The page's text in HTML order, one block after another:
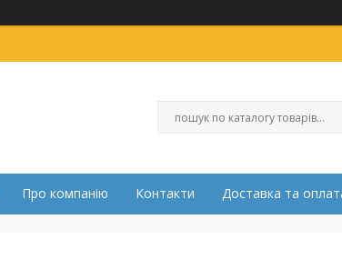
Про компанію Контакти Доставка та